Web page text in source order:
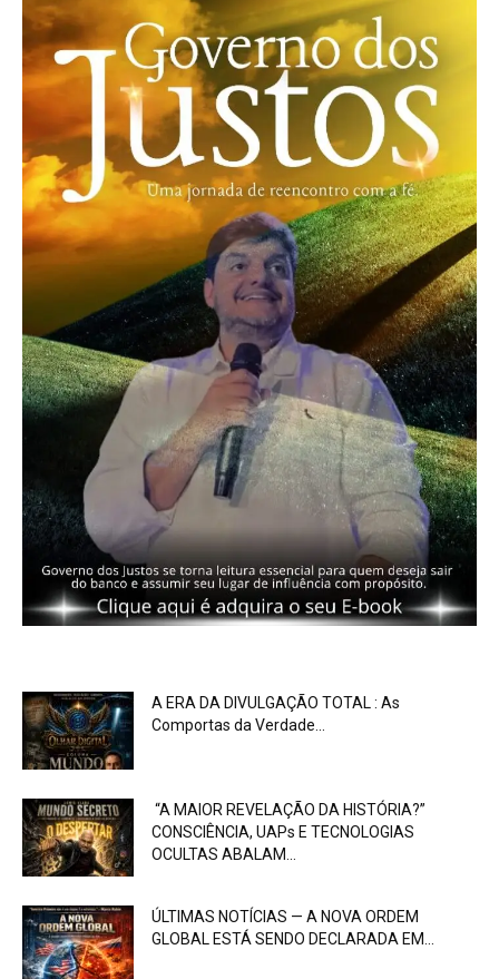
A ERA DA DIVULGAÇÃO TOTAL : As
Comportas da Verdade...
“A MAIOR REVELAÇÃO DA HISTÓRIA?”
CONSCIÊNCIA, UAPs E TECNOLOGIAS
OCULTAS ABALAM...
ÚLTIMAS NOTÍCIAS — A NOVA ORDEM
GLOBAL ESTÁ SENDO DECLARADA EM...